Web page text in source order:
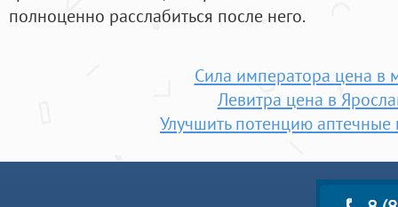
полноценно расслабиться после него.
Сила императора цена в
Левитра цена в
Улучшить потенцию аптечные